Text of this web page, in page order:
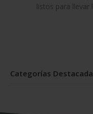
listos para llevar
Categorías